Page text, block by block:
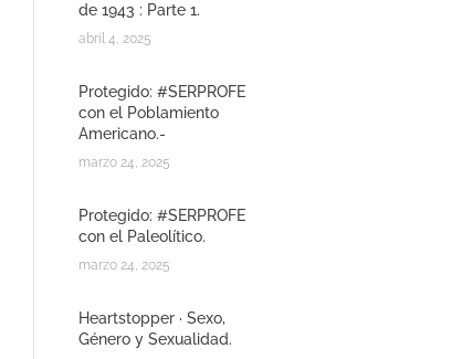
de 1943 : Parte 1.
abril 4, 2025
Protegido: #SERPROFE
con el Poblamiento
Americano.-
marzo 24, 2025
Protegido: #SERPROFE
con el Paleolítico.
marzo 24, 2025
Heartstopper · Sexo,
Género y Sexualidad.